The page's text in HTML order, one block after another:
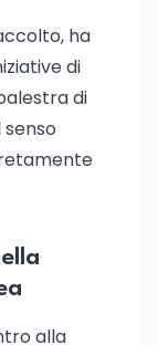
ha
di
di
alla